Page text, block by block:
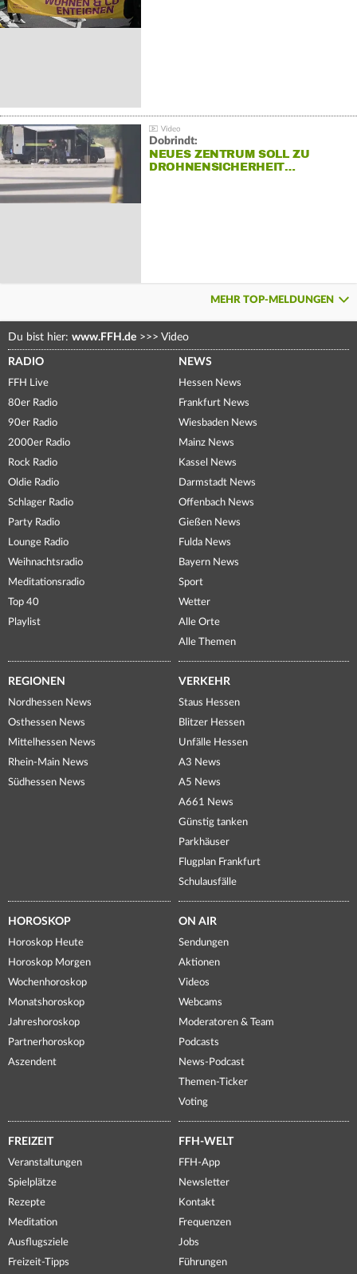
Dobrindt:
NEUES ZENTRUM SOLL ZU
DROHNENSICHERHEIT…
MEHR TOP-MELDUNGEN
Du bist hier: www.FFH.de >>> Video
RADIO
FFH Live
80er Radio
90er Radio
2000er Radio
Rock Radio
Oldie Radio
Schlager Radio
Party Radio
Lounge Radio
Weihnachtsradio
Meditationsradio
Top 40
Playlist
NEWS
Hessen News
Frankfurt News
Wiesbaden News
Mainz News
Kassel News
Darmstadt News
Offenbach News
Gießen News
Fulda News
Bayern News
Sport
Wetter
Alle Orte
Alle Themen
REGIONEN
Nordhessen News
Osthessen News
Mittelhessen News
Rhein-Main News
Südhessen News
VERKEHR
Staus Hessen
Blitzer Hessen
Unfälle Hessen
A3 News
A5 News
A661 News
Günstig tanken
Parkhäuser
Flugplan Frankfurt
Schulausfälle
HOROSKOP
Horoskop Heute
Horoskop Morgen
Wochenhoroskop
Monatshoroskop
Jahreshoroskop
Partnerhoroskop
Aszendent
ON AIR
Sendungen
Aktionen
Videos
Webcams
Moderatoren & Team
Podcasts
News-Podcast
Themen-Ticker
Voting
FREIZEIT
Veranstaltungen
Spielplätze
Rezepte
Meditation
Ausflugsziele
Freizeit-Tipps
FFH-WELT
FFH-App
Newsletter
Kontakt
Frequenzen
Jobs
Führungen